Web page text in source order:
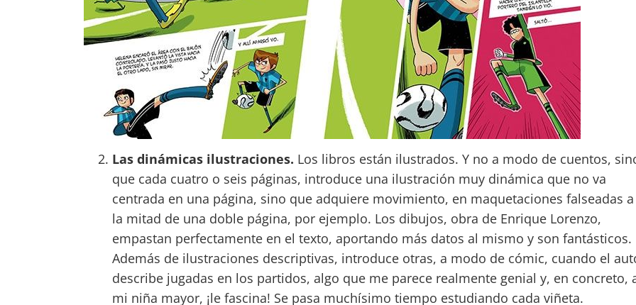
Las dinámicas ilustraciones. Los libros están ilustrados. Y no a modo de cuentos,
que cada cuatro o seis páginas, introduce una ilustración muy dinámica que no va
centrada en una página, sino que adquiere movimiento, en maquetaciones falseadas a
la mitad de una doble página, por ejemplo. Los dibujos, obra de Enrique Lorenzo,
empastan perfectamente en el texto, aportando más datos al mismo y son fantásticos.
Además de ilustraciones descriptivas, introduce otras, a modo de cómic, cuando el
describe jugadas en los partidos, algo que me parece realmente genial y, en concreto,
mi niña mayor, ¡le fascina! Se pasa muchísimo tiempo estudiando cada viñeta.